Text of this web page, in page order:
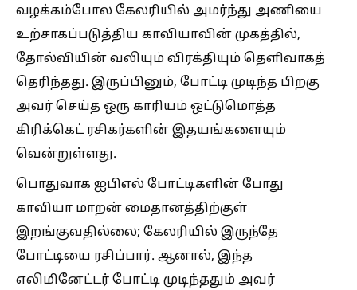
வழக்கம்போல கேலரியில் அமர்ந்து அணியை
உற்சாகப்படுத்திய காவியாவின் முகத்தில்,
தோல்வியின் வலியும் விரக்தியும் தெளிவாகத்
தெரிந்தது. இருப்பினும், போட்டி முடிந்த பிறகு
அவர் செய்த ஒரு காரியம் ஒட்டுமொத்த
கிரிக்கெட் ரசிகர்களின் இதயங்களையும்
வென்றுள்ளது.
பொதுவாக ஐபிஎல் போட்டிகளின் போது
காவியா மாறன் மைதானத்திற்குள்
இறங்குவதில்லை; கேலரியில் இருந்தே
போட்டியை ரசிப்பார். ஆனால், இந்த
எலிமினேட்டர் போட்டி முடிந்ததும் அவர்